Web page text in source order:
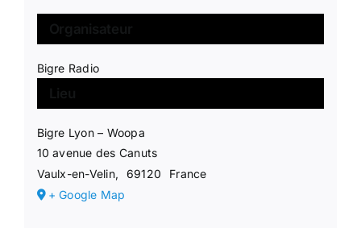
Bigre Lyon – Woopa
10 avenue des Canuts
Vaulx-en-Velin, 69120
France
+ Google Map
Bigre Radio